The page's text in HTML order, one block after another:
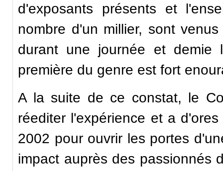
d'exposants présents et
nombre d'un millier, sont
durant une journée et
première du genre est fort
A la suite de ce constat, le
réediter l'expérience et a
2002 pour ouvrir les portes
impact auprès des passionnés